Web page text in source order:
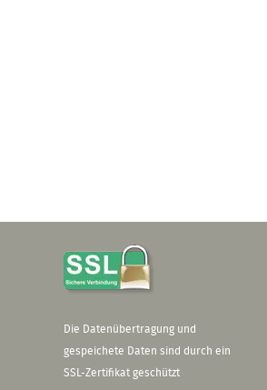
Die Datenübertragung und
gespeichete Daten sind durch ein
SSL-Zertifikat geschützt